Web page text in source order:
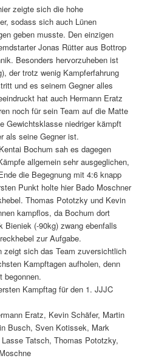
zeigte sich die hohe
sodass sich auch Lünen
geben musste. Den einzigen
Jonas Rütter aus Bottrop
Besonders hervorzuheben ist
der trotz wenig Kampferfahrung
und es seinem Gegner alles
hat auch Hermann Eratz
noch für sein Team auf die Matte
Gewichtsklasse niedriger kämpft
als seine Gegner ist.
Bochum sah es dagegen
allgemein sehr ausgeglichen,
die Begegnung mit 4:6 knapp
Punkt holte hier Bado Moschner
Thomas Pototzky und Kevin
kampflos, da Bochum dort
Bieniek (-90kg) zwang ebenfalls
zur Aufgabe.
zeigt sich das Team zuversichtlich
Kampftagen aufholen, denn
begonnen.
Kampftag für den 1. JJJC
Eratz, Kevin Schäfer, Martin
Busch, Sven Kotissek, Mark
Tatsch, Thomas Pototzky,